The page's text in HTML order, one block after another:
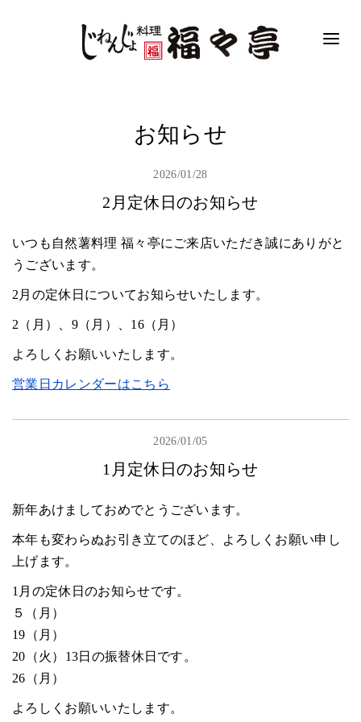
お知らせ
2026/01/28
2月定休日のお知らせ
いつも自然薯料理 福々亭にご来店いただき誠にありがと
うございます。
2月の定休日についてお知らせいたします。
2（月）、9（月）、16（月）
よろしくお願いいたします。
営業日カレンダーはこちら
2026/01/05
1月定休日のお知らせ
新年あけましておめでとうございます。
本年も変わらぬお引き立てのほど、よろしくお願い申し
上げます。
1月の定休日のお知らせです。
５（月）
19（月）
20（火）13日の振替休日です。
26（月）
よろしくお願いいたします。